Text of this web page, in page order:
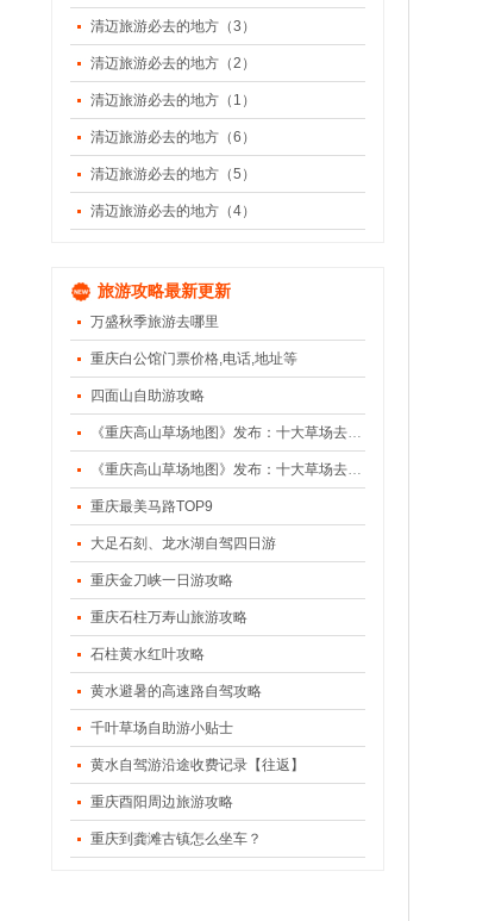
清迈旅游必去的地方（3）
清迈旅游必去的地方（2）
清迈旅游必去的地方（1）
清迈旅游必去的地方（6）
清迈旅游必去的地方（5）
清迈旅游必去的地方（4）
旅游攻略最新更新
万盛秋季旅游去哪里
重庆白公馆门票价格,电话,地址等
四面山自助游攻略
《重庆高山草场地图》发布：十大草场去避暑（下）
《重庆高山草场地图》发布：十大草场去避暑（上）
重庆最美马路TOP9
大足石刻、龙水湖自驾四日游
重庆金刀峡一日游攻略
重庆石柱万寿山旅游攻略
石柱黄水红叶攻略
黄水避暑的高速路自驾攻略
千叶草场自助游小贴士
黄水自驾游沿途收费记录【往返】
重庆酉阳周边旅游攻略
重庆到龚滩古镇怎么坐车？